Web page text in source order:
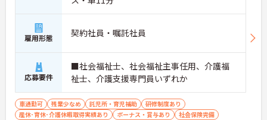
雇用形態 契約社員・嘱託社員
応募要件
■社会福祉士、社会福祉主事任用、介護福
祉士、介護支援専門員いずれか
車通勤可 残業少なめ 託児所・育児補助
研修制度あり
産休･育休･介護休暇取得実績あり
ボーナス・賞与あり
社会保険完備